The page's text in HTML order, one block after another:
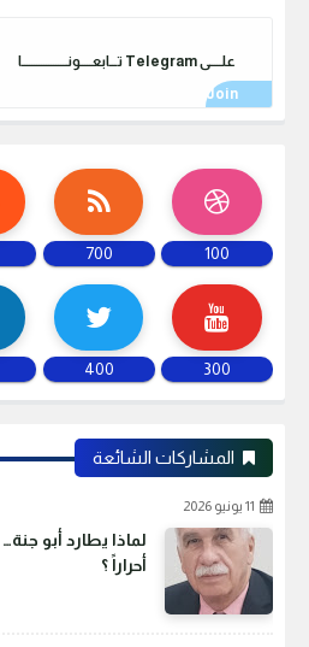
علـــــى Telegram تـــابعـــــونـــــــــــــــــــا
100
700
300
400
المشاركات الشائعة
11 يونيو 2026
لماذا يطارد أبو
أحراراً ؟